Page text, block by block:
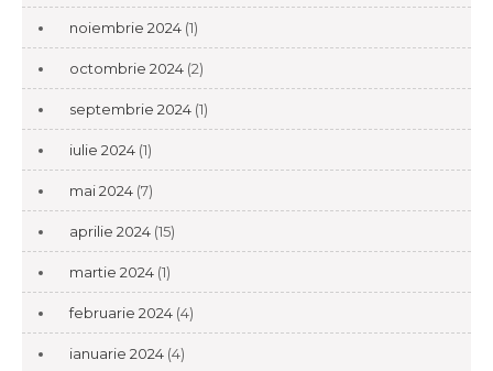
noiembrie 2024 (1)
octombrie 2024 (2)
septembrie 2024 (1)
iulie 2024 (1)
mai 2024 (7)
aprilie 2024 (15)
martie 2024 (1)
februarie 2024 (4)
ianuarie 2024 (4)